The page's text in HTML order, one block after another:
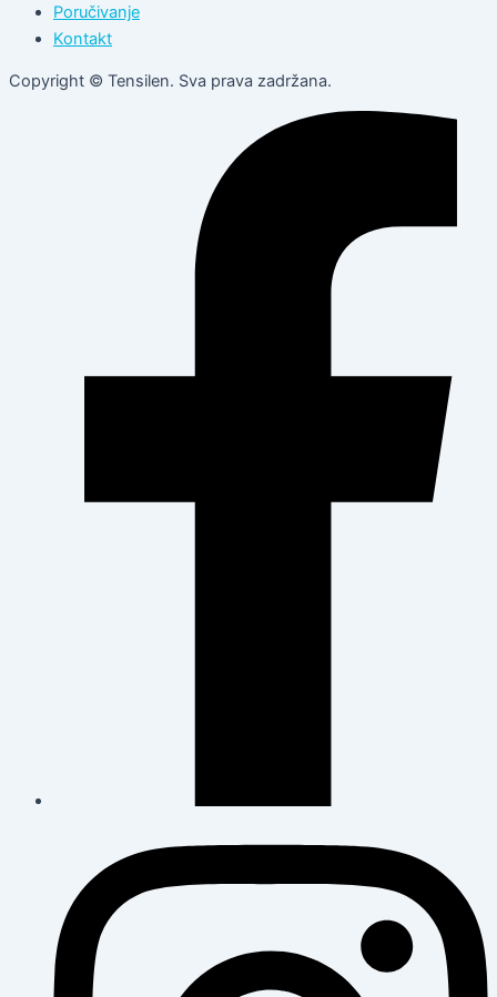
Poručivanje
Kontakt
Copyright © Tensilen. Sva prava zadržana.